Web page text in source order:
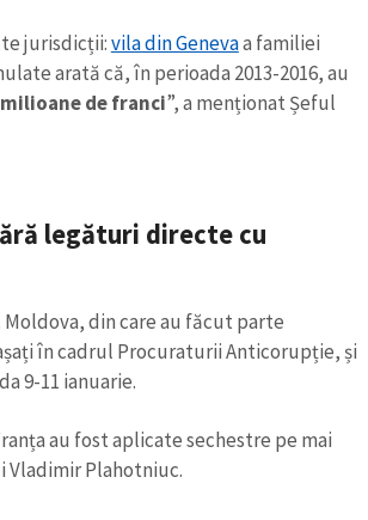
jurisdicții:vila din Genevaa familiei
arată că, în perioada 2013-2016, au
de franci”, a menționat Șeful
legături directe cu
din care au făcut parte
în cadrul Procuraturii Anticorupție, și
9-11 ianuarie.
au fost aplicate sechestre pe mai
Plahotniuc.